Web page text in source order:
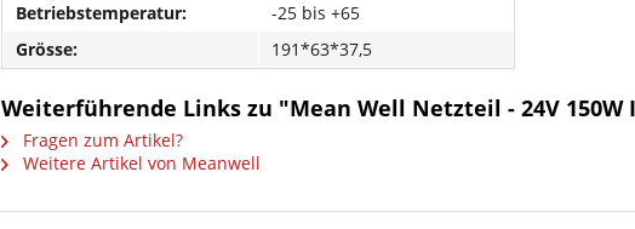
Betriebstemperatur:
-25 bis +65
Grösse:
191*63*37,5
Weiterführende Links zu "Mean Well Netzteil - 24V 150W
Fragen zum Artikel?
Weitere Artikel von Meanwell